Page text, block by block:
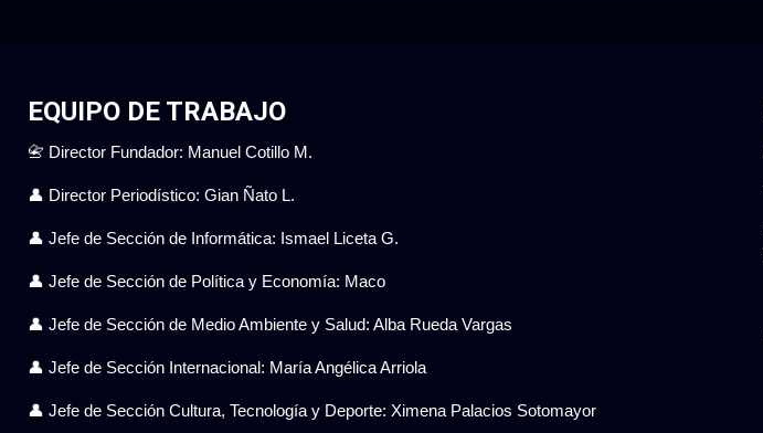
EQUIPO DE TRABAJO
📇 Director Fundador: Manuel Cotillo M.
👤 Director Periodístico: Gian Ñato L.
👤 Jefe de Sección de Informática: Ismael Liceta G.
👤 Jefe de Sección de Política y Economía: Maco
👤 Jefe de Sección de Medio Ambiente y Salud: Alba Rueda Vargas
👤 Jefe de Sección Internacional: María Angélica Arriola
👤 Jefe de Sección Cultura, Tecnología y Deporte: Ximena Palacios Sotomayor